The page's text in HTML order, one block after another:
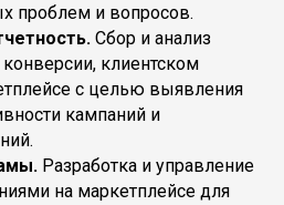
проблем и вопросов.
Сбор и анализ
клиентском
с целью выявления
кампаний и
Разработка и управление
на маркетплейсе для